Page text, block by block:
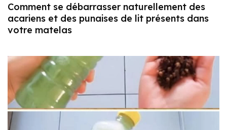
Comment se débarrasser naturellement des
acariens et des punaises de lit présents dans
votre matelas